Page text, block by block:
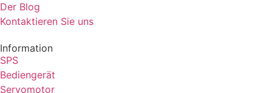
Der Blog
Kontaktieren Sie uns
Information
SPS
Bediengerät
Servomotor